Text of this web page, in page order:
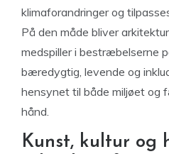
klimaforandringer og
På den måde bliver
medspiller i bestræbelserne
bæredygtig, levende og
hensynet til både miljøet og
hånd.
Kunst, kultur og